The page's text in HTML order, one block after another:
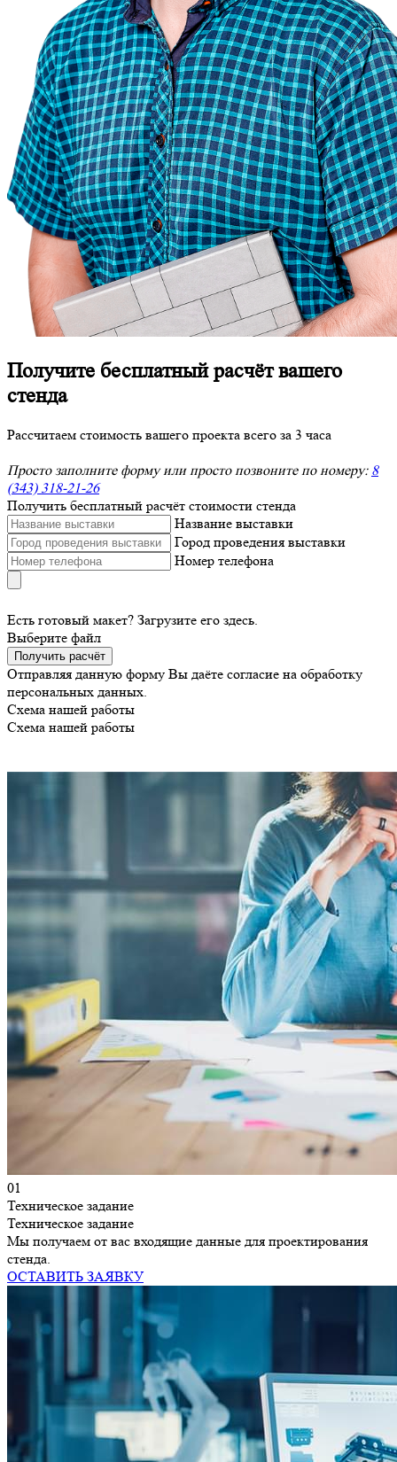
Получите бесплатный расчёт вашего
стенда
Рассчитаем стоимость вашего проекта всего за 3 часа
Просто заполните форму или просто позвоните по номеру: 8
(343) 318-21-26
Получить бесплатный расчёт стоимости стенда
Название выставки
Город проведения выставки
Номер телефона
Есть готовый макет? Загрузите его здесь.
Выберите файл
Получить расчёт
Отправляя данную форму Вы даёте согласие на обработку
персональных данных.
Схема нашей работы
Схема нашей работы
01
Техническое задание
Техническое задание
Мы получаем от вас входящие данные для проектирования
стенда.
ОСТАВИТЬ ЗАЯВКУ